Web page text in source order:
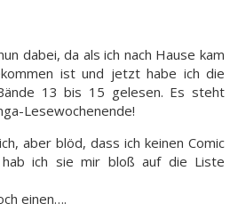
dabei, da als ich nach Hause kam
ist und jetzt habe ich die
13 bis 15 gelesen. Es steht
Lesewochenende!
aber blöd, dass ich keinen Comic
hab ich sie mir bloß auf die Liste
einen….